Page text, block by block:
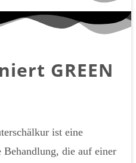
GREEN
ist eine
die auf einer